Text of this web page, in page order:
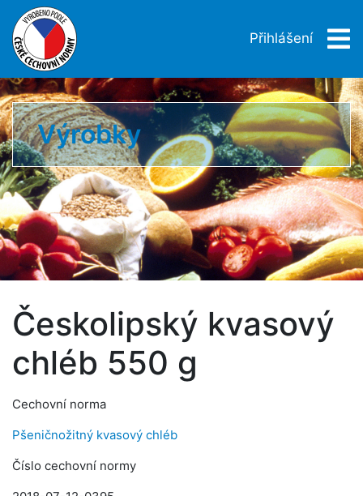
Přihlášení
Výrobky
Českolipský kvasový
chléb 550 g
Cechovní norma
Pšeničnožitný kvasový chléb
Číslo cechovní normy